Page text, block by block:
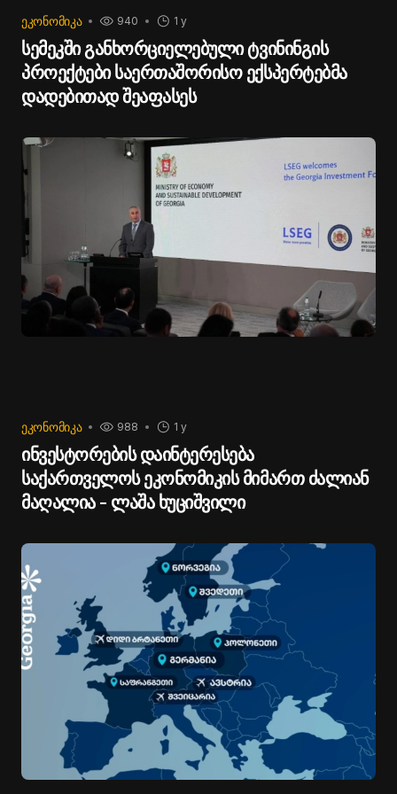
ᲔᲙᲝᲜᲝᲛᲘᲙᲐ 1 y
940
სემეკში განხორციელებული ტვინინგის
პროექტები საერთაშორისო ექსპერტებმა
დადებითად შეაფასეს
ᲔᲙᲝᲜᲝᲛᲘᲙᲐ 1 y
988
ინვესტორების დაინტერესება
საქართველოს ეკონომიკის მიმართ ძალიან
მაღალია - ლაშა ხუციშვილი